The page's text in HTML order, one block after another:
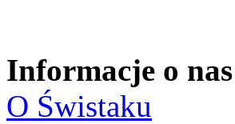
Informacje o nas
O Świstaku